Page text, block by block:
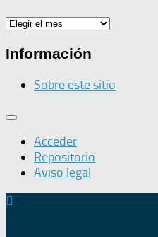
Histórico
noticias
Información
Sobre este sitio
Acceder
Repositorio
Aviso legal